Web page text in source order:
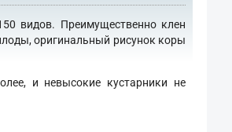
видов. Преимущественно клен
оригинальный рисунок коры
и невысокие кустарники не